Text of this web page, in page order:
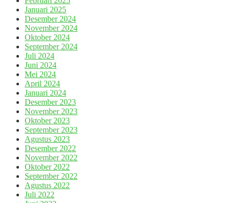
Januari 2025
Desember 2024
November 2024
Oktober 2024
September 2024
Juli 2024
Juni 2024
Mei 2024
April 2024
Januari 2024
Desember 2023
November 2023
Oktober 2023
September 2023
Agustus 2023
Desember 2022
November 2022
Oktober 2022
September 2022
Agustus 2022
Juli 2022